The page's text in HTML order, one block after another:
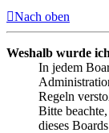
Nach oben
Weshalb wurde
In jedem
Regeln
Bitte
dieses